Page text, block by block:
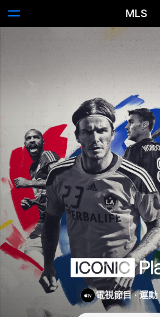
MLS
Iconic
Players
電視節目 ·運動